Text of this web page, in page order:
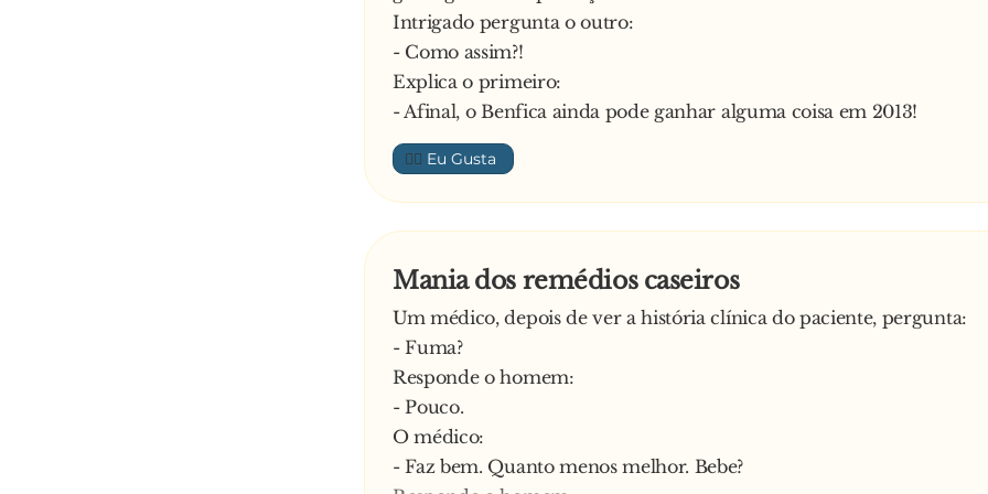
caminho. Várias horas depois regressou, quase morto, exclamando:
- Venda-me lá uma dessas! O sacana do seu irmão não me deixa
restaurante sem gravata
Intrigado pergunta o outro:
- Como assim?!
Explica o primeiro:
- Afinal, o Benfica ainda pode ganhar alguma coisa em 2013!
👍🏼
Mania dos remédios caseiros
Um médico, depois de ver a história clínica do paciente, pergunta:
- Fuma?
Responde o homem:
- Pouco.
O médico:
- Faz bem. Quanto menos melhor. Bebe?